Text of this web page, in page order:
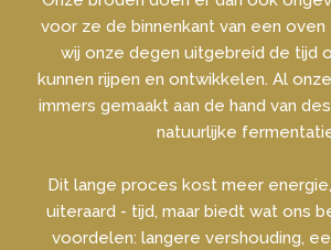
voor ze de binnenkant van een oven
wij onze degen uitgebreid de tijd
kunnen rijpen en ontwikkelen. Al
immers gemaakt aan de hand van
natuurlijke
Dit lange proces kost meer
uiteraard - tijd, maar biedt wat ons
voordelen: langere vershouding,